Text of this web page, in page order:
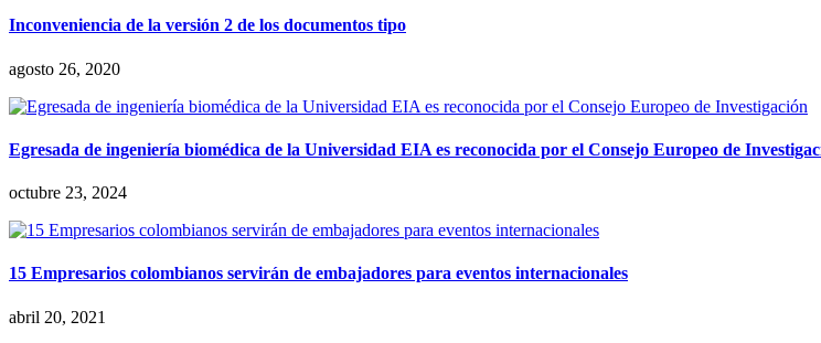
Inconveniencia de la versión 2 de los documentos tipo
agosto 26, 2020
Egresada de ingeniería biomédica de la Universidad EIA es reconocida por el Consejo Europeo de
octubre 23, 2024
15 Empresarios colombianos servirán de embajadores para eventos internacionales
abril 20, 2021